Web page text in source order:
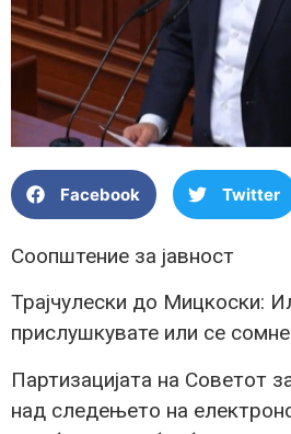
Facebook Twitter
Соопштение за јавност
Трајчулески до Мицкоски:
прислушкувате или се
Партизацијата на Советот
над следењето на